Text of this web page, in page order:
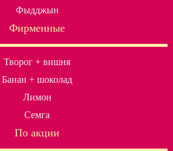
Фыдджын
Фирменные
Творог + вишня
Банан + шоколад
Лимон
Семга
По акции